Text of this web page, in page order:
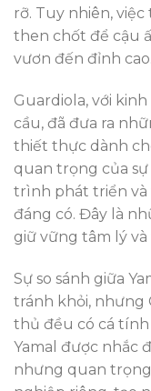
rỡ. Tuy nhiên,
then chốt để cậu
vươn đến đỉnh cao.
Guardiola, với
cầu, đã đưa ra
thiết thực dành
quan trọng của
trình phát triển và
đáng có. Đây là
giữ vững tâm lý
Sự so sánh giữa
tránh khỏi, nhưng
thủ đều có cá tính
Yamal được nhắc
nhưng quan trọng